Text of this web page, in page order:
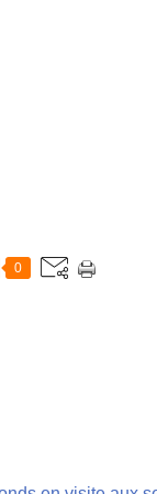
0